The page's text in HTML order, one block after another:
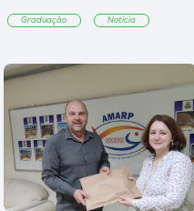
Graduação Notícia